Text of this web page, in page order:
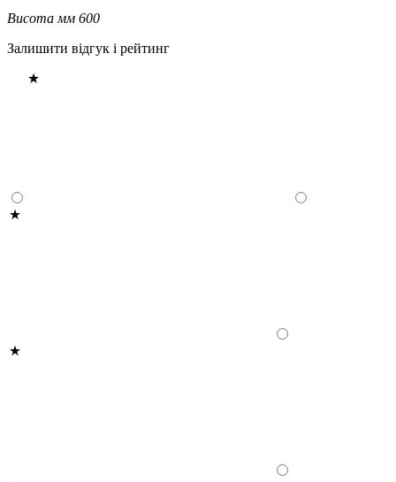
Висота мм 600
Залишити відгук і рейтинг